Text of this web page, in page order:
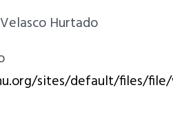
Hurtado
sites/default/files/